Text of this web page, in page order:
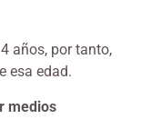
años, por tanto,
esa edad.
medios